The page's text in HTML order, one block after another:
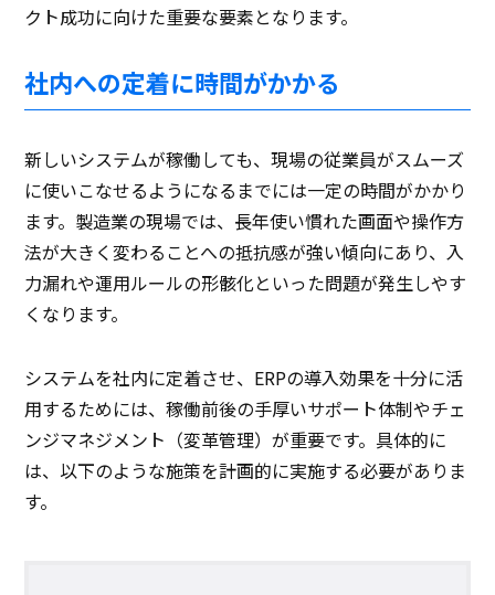
クト成功に向けた重要な要素となります。
社内への定着に時間がかかる
新しいシステムが稼働しても、現場の従業員がスムーズ
に使いこなせるようになるまでには一定の時間がかかり
ます。製造業の現場では、長年使い慣れた画面や操作方
法が大きく変わることへの抵抗感が強い傾向にあり、入
力漏れや運用ルールの形骸化といった問題が発生しやす
くなります。
システムを社内に定着させ、ERPの導入効果を十分に活
用するためには、稼働前後の手厚いサポート体制やチェ
ンジマネジメント（変革管理）が重要です。具体的に
は、以下のような施策を計画的に実施する必要がありま
す。